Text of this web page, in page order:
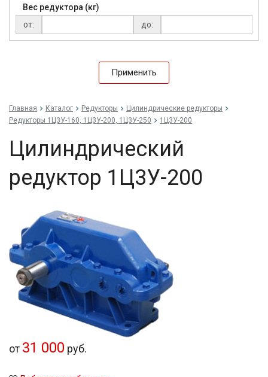
Вес редуктора (кг)
от:
до:
Применить
Главная Каталог Редукторы
Цилиндрические редукторы
Редукторы 1Ц3У-160, 1Ц3У-200, 1Ц3У-250
1Ц3У-200
Цилиндрический
редуктор 1Ц3У-200
от 31 000 руб.